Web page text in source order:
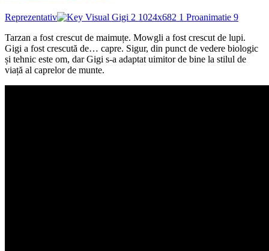
Reprezentativ
Tarzan a fost crescut de maimuțe. Mowgli a fost crescut de lupi.
Gigi a fost crescută de… capre. Sigur, din punct de vedere biologic
și tehnic este om, dar Gigi s-a adaptat uimitor de bine la stilul de
viață al caprelor de munte.